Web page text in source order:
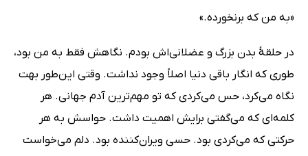
«به من که برنخورده.»
در حلقۀ بدن بزرگ و عضلانی‌اش بودم. نگاهش فقط به من بود،
طوری که انگار باقی دنیا اصلاً وجود نداشت. وقتی این‌طور بهت
نگاه می‌کرد، حس می‌کردی که تو مهم‌ترین آدم جهانی. هر
کلمه‌ای که می‌گفتی برایش اهمیت داشت. حواسش به هر
حرکتی که می‌کردی بود. حسی ویران‌کننده بود. دلم می‌خواست